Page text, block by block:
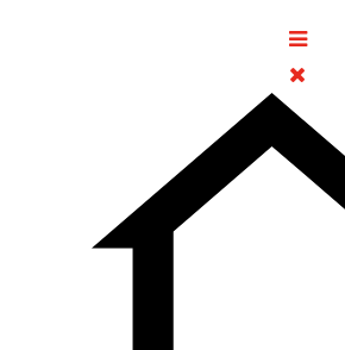
Citrate d'Yttrium
(yttrii(90-Y) citras)
DHPC/HPC
Bitte bewerten